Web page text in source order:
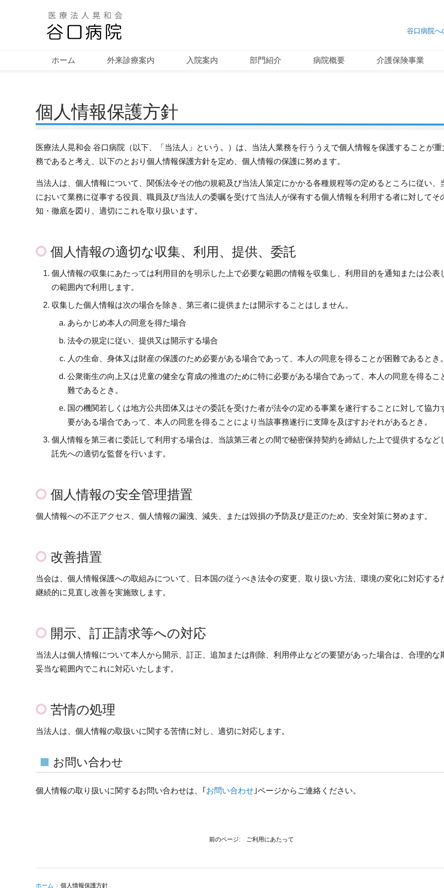
谷口病院へ
ホーム 外来診療案内 入院案内 部門紹介 病院概要 介護保険事業
個人情報保護方針
医療法人晃和会 谷口病院（以下、「当法人」という。）は、当法人業務を行ううえで個人情報を保護することが重
務であると考え、以下のとおり個人情報保護方針を定め、個人情報の保護に努めます。
当法人は、個人情報について、関係法令その他の規範及び当法人策定にかかる各種規程等の定めるところに従い、
において業務に従事する役員、職員及び当法人の委嘱を受けて当法人が保有する個人情報を利用する者に対してそ
知・徹底を図り、適切にこれを取り扱います。
個人情報の適切な収集、利用、提供、委託
個人情報の収集にあたっては利用目的を明示した上で必要な範囲の情報を収集し、利用目的を通知または公表
の範囲内で利用します。
収集した個人情報は次の場合を除き、第三者に提供または開示することはしません。
あらかじめ本人の同意を得た場合
法令の規定に従い、提供又は開示する場合
人の生命、身体又は財産の保護のため必要がある場合であって、本人の同意を得ることが困難であるとき。
公衆衛生の向上又は児童の健全な育成の推進のために特に必要がある場合であって、本人の同意を得るこ
難であるとき。
国の機関若しくは地方公共団体又はその委託を受けた者が法令の定める事業を遂行することに対して協力
要がある場合であって、本人の同意を得ることにより当該事務遂行に支障を及ぼすおそれがあるとき。
個人情報を第三者に委託して利用する場合は、当該第三者との間で秘密保持契約を締結した上で提供するなど
託先への適切な監督を行います。
個人情報の安全管理措置
個人情報への不正アクセス、個人情報の漏洩、減失、または毀損の予防及び是正のため、安全対策に努めます。
改善措置
当会は、個人情報保護への取組みについて、日本国の従うべき法令の変更、取り扱い方法、環境の変化に対応する
継続的に見直し改善を実施致します。
開示、訂正請求等への対応
当法人は個人情報について本人から開示、訂正、追加または削除、利用停止などの要望があった場合は、合理的な
妥当な範囲内でこれに対応いたします。
苦情の処理
当法人は、個人情報の取扱いに関する苦情に対し、適切に対応します。
お問い合わせ
個人情報の取り扱いに関するお問い合わせは、｢ お問い合わせ ｣ページからご連絡ください。
ご利用にあたって
ホーム 個人情報保護方針